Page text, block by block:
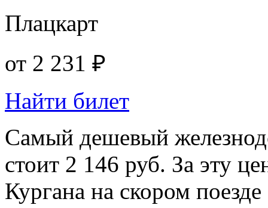
Плацкарт
от 2 231 ₽
Найти билет
Самый дешевый
стоит 2 146 руб. За эту
Кургана на скором